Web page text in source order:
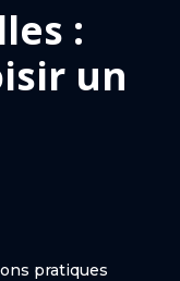
:
un
pratiques